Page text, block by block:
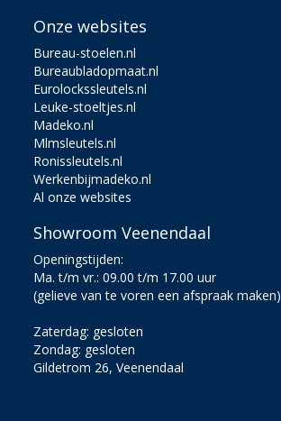
Onze websites
Bureau-stoelen.nl
Bureaubladopmaat.nl
Eurolockssleutels.nl
Leuke-stoeltjes.nl
Madeko.nl
Mlmsleutels.nl
Ronissleutels.nl
Werkenbijmadeko.nl
Al onze websites
Showroom Veenendaal
Openingstijden:
Ma. t/m vr.: 09.00 t/m 17.00 uur
(gelieve van te voren een afspraak maken)
Zaterdag: gesloten
Zondag: gesloten
Gildetrom 26, Veenendaal